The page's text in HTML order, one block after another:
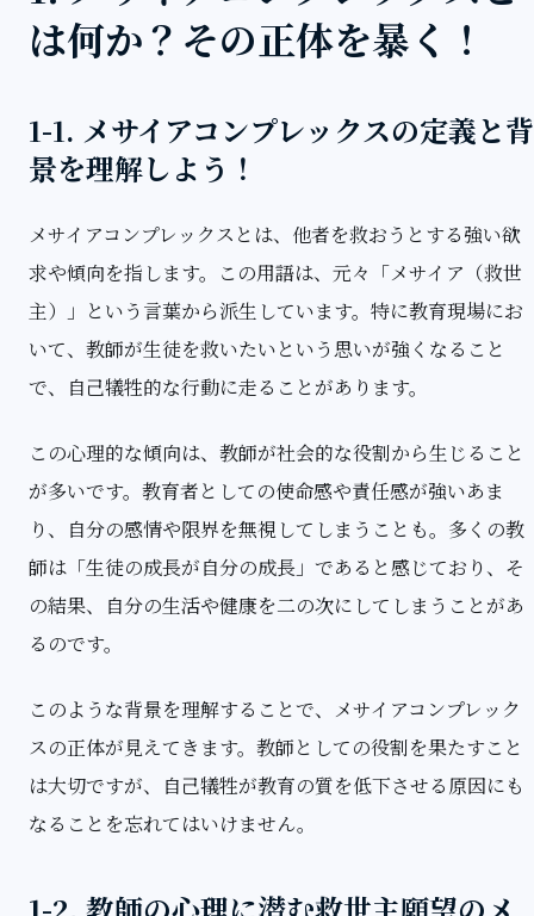
は何か？その正体を暴く！
1-1. メサイアコンプレックスの定義と背
景を理解しよう！
メサイアコンプレックスとは、他者を救おうとする強い欲
求や傾向を指します。この用語は、元々「メサイア（救世
主）」という言葉から派生しています。特に教育現場にお
いて、教師が生徒を救いたいという思いが強くなること
で、自己犠牲的な行動に走ることがあります。
この心理的な傾向は、教師が社会的な役割から生じること
が多いです。教育者としての使命感や責任感が強いあま
り、自分の感情や限界を無視してしまうことも。多くの教
師は「生徒の成長が自分の成長」であると感じており、そ
の結果、自分の生活や健康を二の次にしてしまうことがあ
るのです。
このような背景を理解することで、メサイアコンプレック
スの正体が見えてきます。教師としての役割を果たすこと
は大切ですが、自己犠牲が教育の質を低下させる原因にも
なることを忘れてはいけません。
1-2. 教師の心理に潜む救世主願望のメ